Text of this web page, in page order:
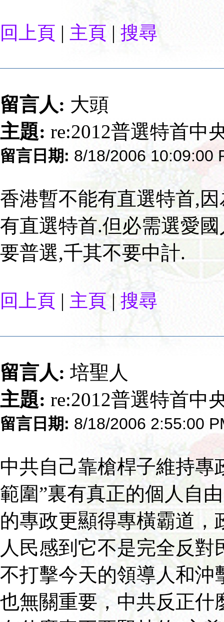
回上頁 | 主頁 | 搜尋
留言人: 大頭
主題: re:2012普選特首中
留言日期: 8/18/2006 10:09:00
香港暫不能有直選特首,
有直選特首.但必需選愛
要普選,千其不要中計.
回上頁 | 主頁 | 搜尋
留言人: 培聖人
主題: re:2012普選特首中
留言日期: 8/18/2006 2:55:00
中共自己靠槍桿子維持專
範圍”裏有真正的個人自
的專政更顯得專橫霸道
人民感到它不是完全反
不打擊今天的領導人和沖
也無關重要，中共反正什